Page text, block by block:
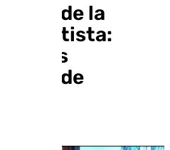
de la
autista:
años
plaza de